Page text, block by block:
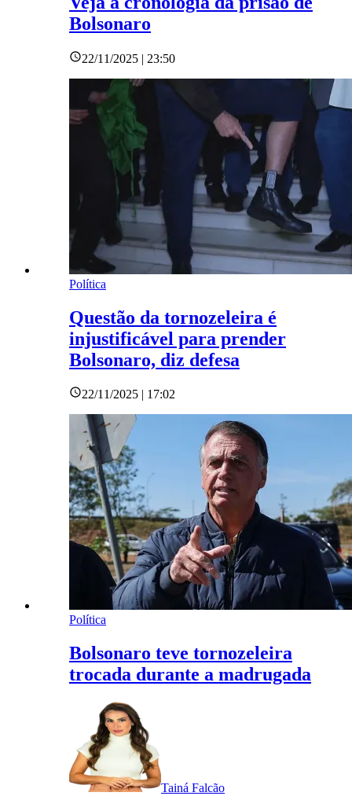
Bolsonaro
22/11/2025 | 23:50
Política
Questão da tornozeleira é
injustificável para prender
Bolsonaro, diz defesa
22/11/2025 | 17:02
Política
Bolsonaro teve tornozeleira
trocada durante a madrugada
Tainá Falcão